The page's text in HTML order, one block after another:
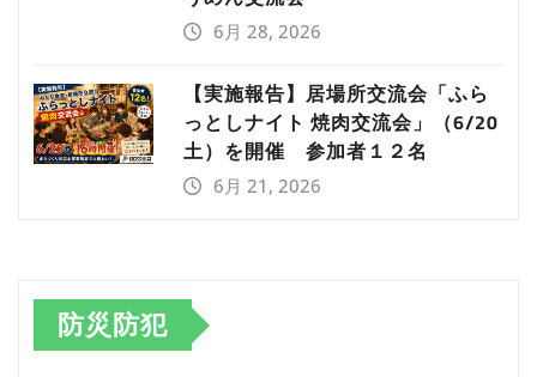
6月 28, 2026
【実施報告】居場所交流会「ふら
っとしナイト 焼肉交流会」（6/20
土）を開催 参加者１２名
6月 21, 2026
防災防犯